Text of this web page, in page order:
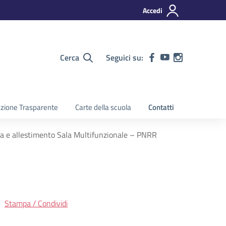
Accedi
Cerca Seguici su:
Trasparente Carte della scuola Contatti
e allestimento Sala Multifunzionale – PNRR
Stampa / Condividi